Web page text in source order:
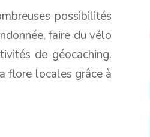
possibilités
faire du vélo
de géocaching.
flore locales grâce à